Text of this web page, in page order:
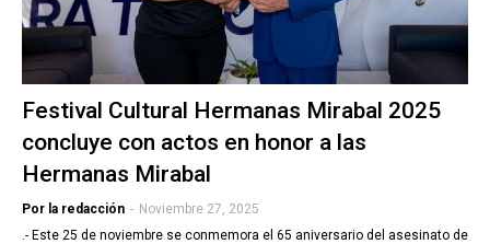
Festival Cultural Hermanas Mirabal 2025
concluye con actos en honor a las
Hermanas Mirabal
Por la redacción - Noviembre 27, 2025
.- Este 25 de noviembre se conmemora el 65 aniversario del asesinato de